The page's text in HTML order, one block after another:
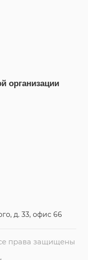
организации
д. 33, офис 66
права защищены